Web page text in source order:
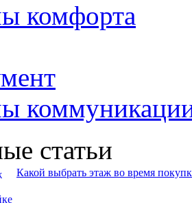
комфорта
статьи
Какой выбрать этаж во время